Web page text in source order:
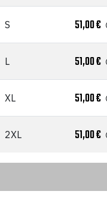
S 51,00€
L 51,00€
XL 51,00€
2XL 51,00€